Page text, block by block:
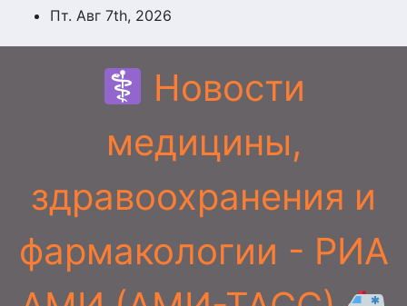
ПерейтиПт. Авг 7th, 2026
Новости
медицины,
здравоохранения и
фармакологии - РИА